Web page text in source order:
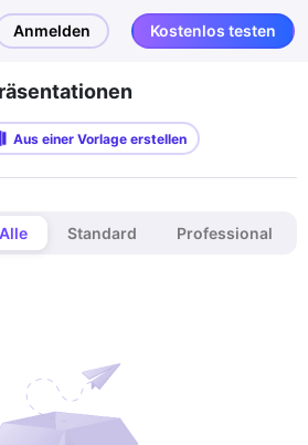
Anmelden Kostenlos testen
Aus einer Vorlage erstellen
Alle Standard Professional